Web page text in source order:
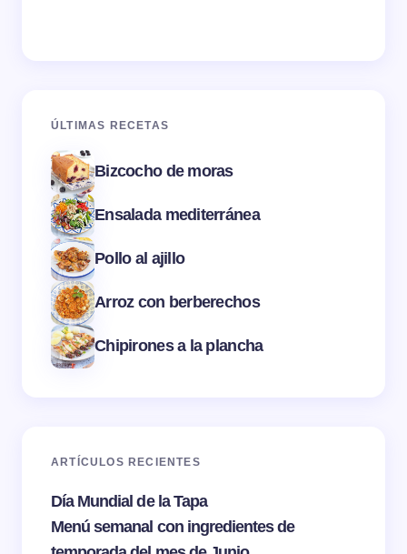
ÚLTIMAS RECETAS
Bizcocho de moras
Ensalada mediterránea
Pollo al ajillo
Arroz con berberechos
Chipirones a la plancha
ARTÍCULOS RECIENTES
Día Mundial de la Tapa
Menú semanal con ingredientes de